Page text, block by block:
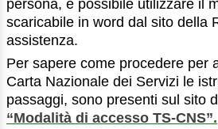
persona, è possibile utilizzare il
scaricabile in word dal sito della
assistenza.
Per sapere come procedere per
Carta Nazionale dei Servizi le
passaggi, sono presenti sul sito
“Modalità di accesso TS-CNS”.